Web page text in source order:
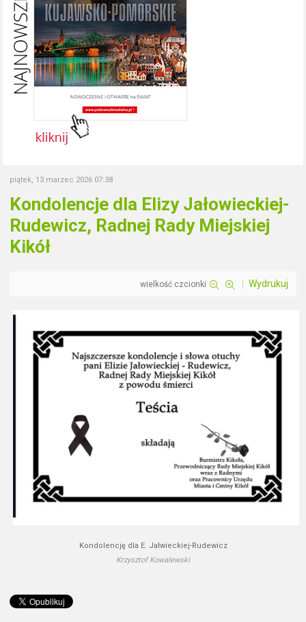
piątek, 13 marzec 2026 07:38
Kondolencje dla Elizy Jałowieckiej-
Rudewicz, Radnej Rady Miejskiej
Kikół
wielkość czcionki Wydrukuj
Kondolencję dla E. Jałwieckiej-Rudewicz
Krzysztof Kowalewski